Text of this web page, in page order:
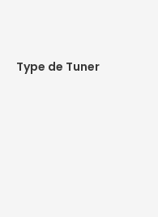
Type de Tuner